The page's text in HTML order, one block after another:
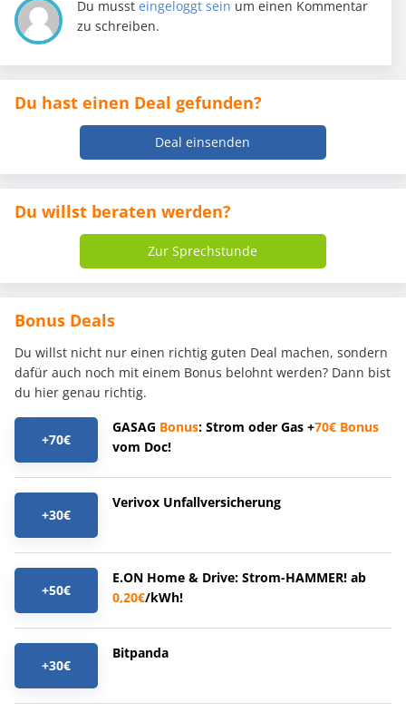
Du mussteingeloggt sein um einen Kommentar
zu schreiben.
Du hast einen Deal gefunden?
Deal einsenden
Du willst beraten werden?
Zur Sprechstunde
Bonus Deals
Du willst nicht nur einen richtig guten Deal machen, sondern
dafür auch noch mit einem Bonus belohnt werden? Dann bist
du hier genau richtig.
+70€
GASAG Bonus: Strom oder Gas +70€ Bonus
vom Doc!
+30€
Verivox Unfallversicherung
+50€
E.ON Home & Drive: Strom-HAMMER! ab
0,20€/kWh!
+30€
Bitpanda